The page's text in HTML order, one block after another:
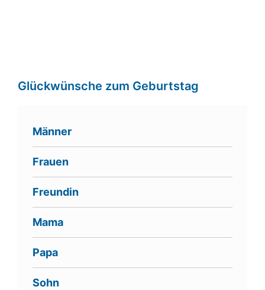
Glückwünsche zum Geburtstag
Männer
Frauen
Freundin
Mama
Papa
Sohn